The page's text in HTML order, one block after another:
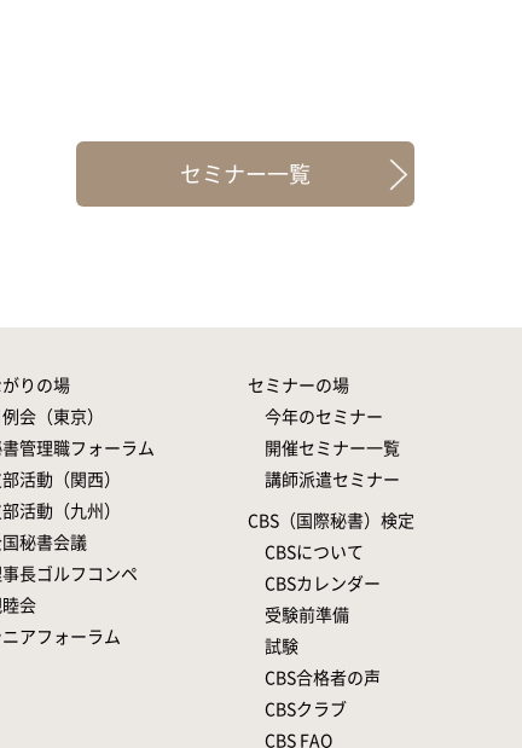
セミナー一覧
りの場
会（東京）
管理職フォーラム
活動（関西）
活動（九州）
秘書会議
長ゴルフコンペ
会
アフォーラム
セミナーの場
今年のセミナー
開催セミナー一覧
講師派遣セミナー
CBS（国際秘書）検定
CBSについて
CBSカレンダー
受験前準備
試験
CBS合格者の声
CBSクラブ
CBS FAQ